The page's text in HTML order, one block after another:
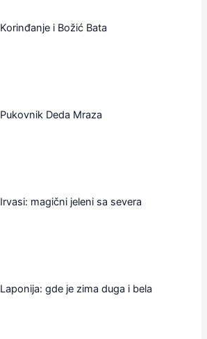
Korinđanje i Božić Bata
Pukovnik Deda Mraza
Irvasi: magični jeleni sa severa
Laponija: gde je zima duga i bela